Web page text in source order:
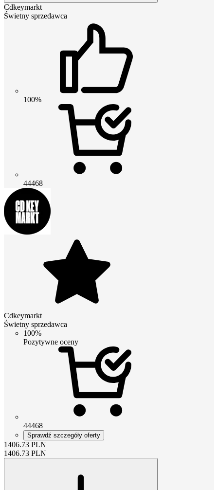
Cdkeymarkt
Świetny sprzedawca
100%
44468
Cdkeymarkt
Świetny sprzedawca
100%
Pozytywne oceny
44468
Sprawdź szczegóły oferty
1406.73 PLN
1406.73 PLN